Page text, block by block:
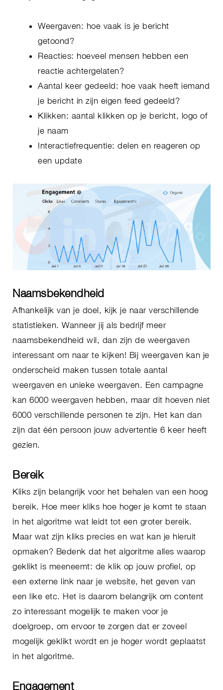
Weergaven: hoe vaak is je bericht
getoond?
Reacties: hoeveel mensen hebben een
reactie achtergelaten?
Aantal keer gedeeld: hoe vaak heeft iemand
je bericht in zijn eigen feed gedeeld?
Klikken: aantal klikken op je bericht, logo of
je naam
Interactiefrequentie: delen en reageren op
een update
Naamsbekendheid
Afhankelijk van je doel, kijk je naar verschillende
statistieken. Wanneer jij als bedrijf meer
naamsbekendheid wil, dan zijn de weergaven
interessant om naar te kijken! Bij weergaven kan je
onderscheid maken tussen totale aantal
weergaven en unieke weergaven. Een campagne
kan 6000 weergaven hebben, maar dit hoeven niet
6000 verschillende personen te zijn. Het kan dan
zijn dat één persoon jouw advertentie 6 keer heeft
gezien.
Bereik
Kliks zijn belangrijk voor het behalen van een hoog
bereik. Hoe meer kliks hoe hoger je komt te staan
in het algoritme wat leidt tot een groter bereik.
Maar wat zijn kliks precies en wat kan je hieruit
opmaken? Bedenk dat het algoritme alles waarop
geklikt is meeneemt: de klik op jouw profiel, op
een externe link naar je website, het geven van
een like etc. Het is daarom belangrijk om content
zo interessant mogelijk te maken voor je
doelgroep, om ervoor te zorgen dat er zoveel
mogelijk geklikt wordt en je hoger wordt geplaatst
in het algoritme.
Engagement